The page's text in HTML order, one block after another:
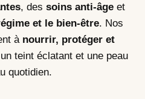
, des soins anti-âge et
et le bien-être. Nos
à nourrir, protéger et
teint éclatant et une peau
quotidien.